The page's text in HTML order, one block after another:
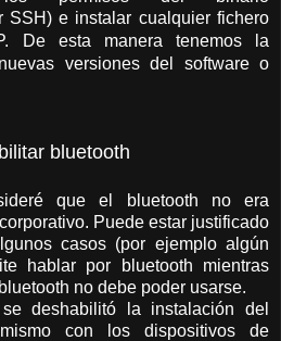
SSH) e instalar cualquier fichero
De esta manera tenemos la
versiones del software o
bluetooth
que el bluetooth no era
Puede estar justificado
casos (por ejemplo algún
hablar por bluetooth mientras
no debe poder usarse.
deshabilitó la instalación del
con los dispositivos de